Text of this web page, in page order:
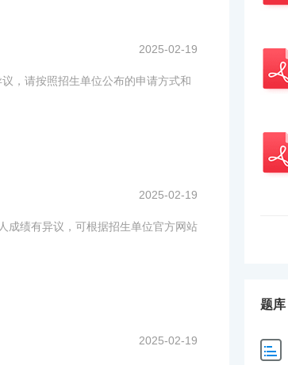
2025-02-19
，请按照招生单位公布的申请方式和
2025-02-19
成绩有异议，可根据招生单位官方网站
2025-02-19
题库